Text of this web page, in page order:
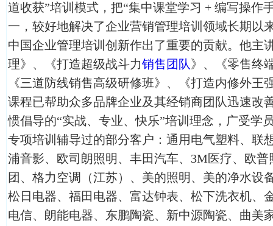
道收获”培训模式，把“集中课堂学习 + 编写操作
一，较好地解决了企业营销管理培训领域长期以
中国企业管理培训创新作出了重要的贡献。他主
理》、《打造超级战斗力销售团队》、《零售终
《三道防线销售高级研修班》、《打造内修外王
课程已帮助众多品牌企业及其经销商团队迅速改
惯倡导的“实战、专业、快乐”培训理念，广受学
专项培训辅导过的部分客户：通用电气塑料、联
浦音影、欧司朗照明、丰田汽车、3M医疗、欧
团、格力空调（江苏）、美的照明、美的净水设
松日电器、福田电器、富达钟表、松下洗衣机、
电信、朗能电器、东鹏陶瓷、新中源陶瓷、曲美